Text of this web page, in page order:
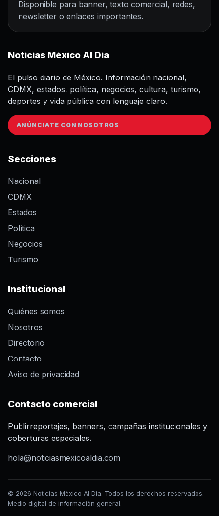
Disponible para banner, texto comercial, redes,
newsletter o enlaces importantes.
Noticias México Al Día
El pulso diario de México. Información nacional,
CDMX, estados, política, negocios, cultura, turismo,
deportes y vida pública con lenguaje claro.
ANÚNCIATE CON NOSOTROS
Secciones
Nacional
CDMX
Estados
Política
Negocios
Turismo
Institucional
Quiénes somos
Nosotros
Directorio
Contacto
Aviso de privacidad
Contacto comercial
Publirreportajes, banners, campañas institucionales y
coberturas especiales.
hola@noticiasmexicoaldia.com
© 2026 Noticias México Al Día. Todos los derechos reservados.
Medio digital de información general.